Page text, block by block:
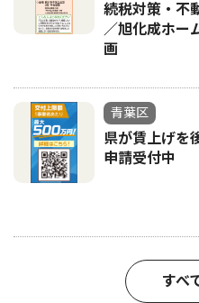
続税対策・不
／旭化成ホー
画
青葉区
県が賃上げを
申請受付中
すべ